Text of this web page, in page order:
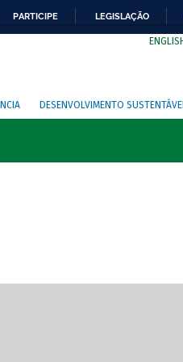
PARTICIPE LEGISLAÇÃO
DESENVOLVIMENTO SUSTENTÁVEL
de